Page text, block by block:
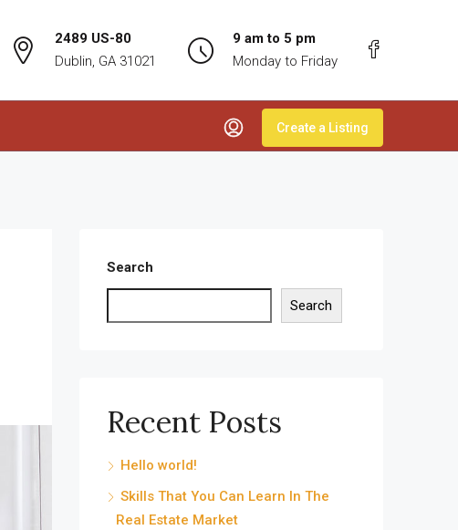
2489 US-80
Dublin, GA 31021
9 am to 5 pm
Monday to Friday
Create a Listing
Search
Search
Recent Posts
Hello world!
Skills That You Can Learn In The
Real Estate Market